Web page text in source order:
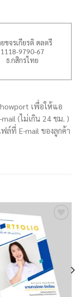
ขจรเกียรติ ดลตรี
1118-9790-67
ธ.กสิกรไทย
เพื่อให้แอ
(ไม่เกิน 24 ชม. )
ล์ที่ E-mail ของลูกค้า